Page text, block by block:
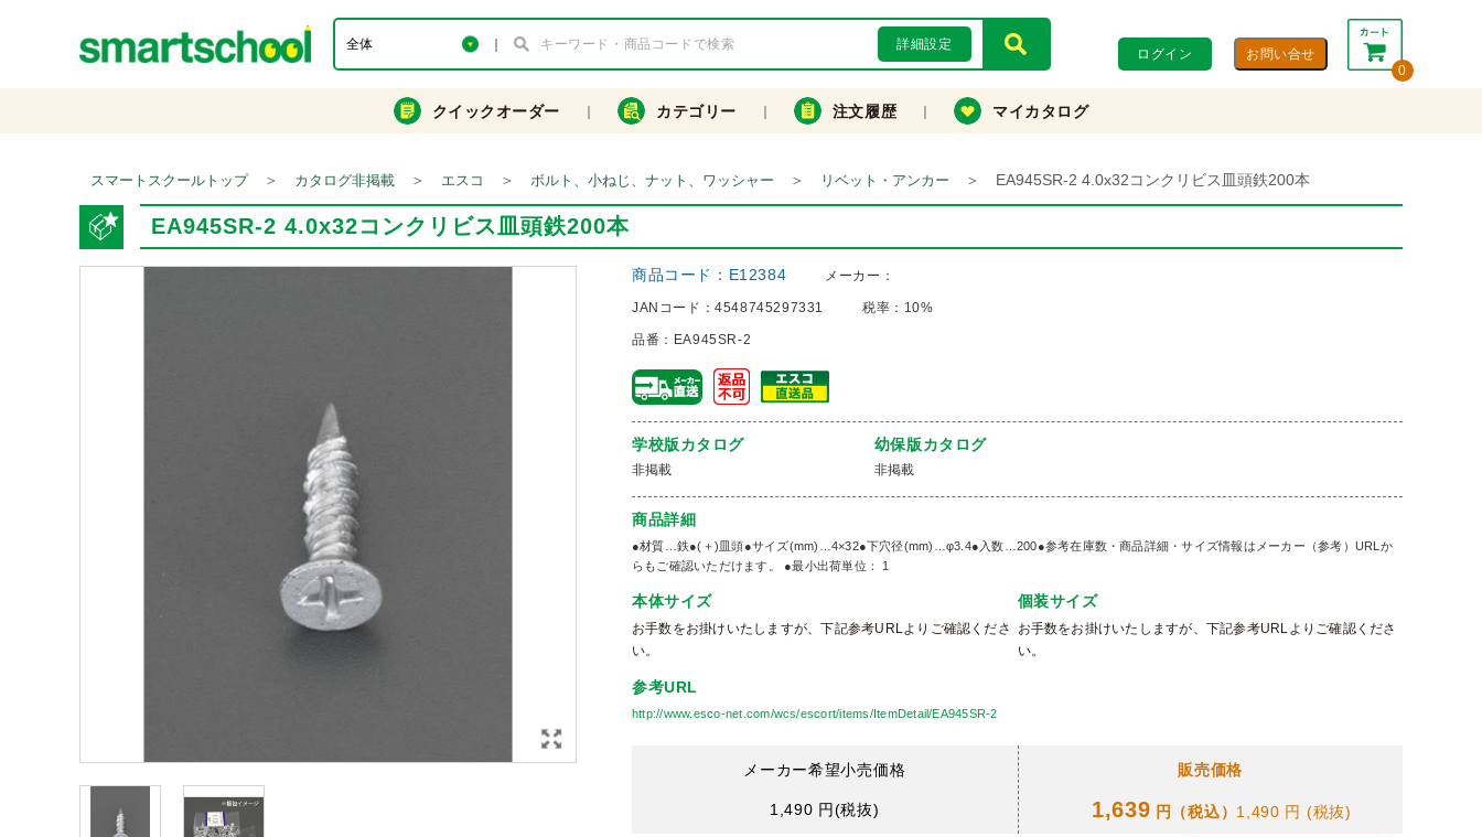
詳細設定
ログイン
0
合計： 0円
カートを見る・注文する
クイックオーダー カテゴリー 注文履歴 マイカタログ
スマートスクールトップ ＞ カタログ非掲載 ＞ エスコ ＞ ボルト、小ねじ、ナット、ワッシャー ＞ リベット・アンカー ＞ EA945SR-2 4.0x32コンクリビス皿頭鉄200本
EA945SR-2 4.0x32コンクリビス皿頭鉄200本
商品コード： E12384 メーカー：
JANコード：4548745297331 税率： 10%
品番： EA945SR-2
学校版カタログ
非掲載
幼保版カタログ
非掲載
商品詳細
●材質…鉄●(＋)皿頭●サイズ(mm)…4×32●下穴径(mm)…φ3.4●入数…200●参考在庫数・商品詳細・サイズ情報はメーカー（参考）URLか
らもご確認いただけます。 ●最小出荷単位： 1
本体サイズ
お手数をお掛けいたしますが、下記参考URLよりご確認くださ
い。
個装サイズ
お手数をお掛けいたしますが、下記参考URLよりご確認くださ
い。
参考URL
http://www.esco-net.com/wcs/escort/items/ItemDetail/EA945SR-2
メーカー希望小売価格
1,490 円(税抜)
販売価格
1,639 円（税込） 1,490 円 (税抜)